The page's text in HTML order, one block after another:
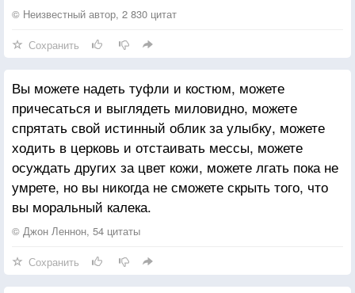
© Неизвестный автор, 2 830 цитат
Сохранить
Вы можете надеть туфли и костюм, можете
причесаться и выглядеть миловидно, можете
спрятать свой истинный облик за улыбку, можете
ходить в церковь и отстаивать мессы, можете
осуждать других за цвет кожи, можете лгать пока не
умрете, но вы никогда не сможете скрыть того, что
вы моральный калека.
© Джон Леннон, 54 цитаты
Сохранить